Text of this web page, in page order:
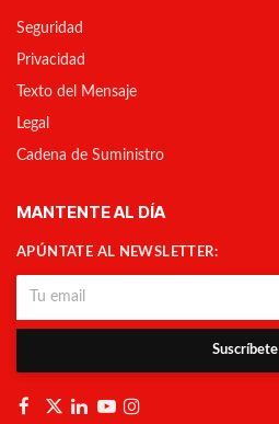
Seguridad
Privacidad
Texto del Mensaje
Legal
Cadena de Suministro
MANTENTE AL DÍA
APÚNTATE AL NEWSLETTER:
Suscríbete